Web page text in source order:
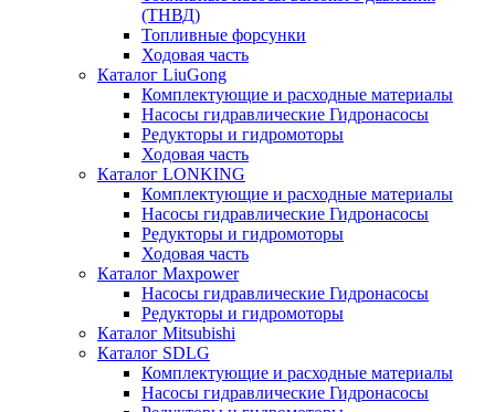
(ТНВД)
Топливные форсунки
Ходовая часть
Каталог LiuGong
Комплектующие и расходные материалы
Насосы гидравлические Гидронасосы
Редукторы и гидромоторы
Ходовая часть
Каталог LONKING
Комплектующие и расходные материалы
Насосы гидравлические Гидронасосы
Редукторы и гидромоторы
Ходовая часть
Каталог Maxpower
Насосы гидравлические Гидронасосы
Редукторы и гидромоторы
Каталог Mitsubishi
Каталог SDLG
Комплектующие и расходные материалы
Насосы гидравлические Гидронасосы